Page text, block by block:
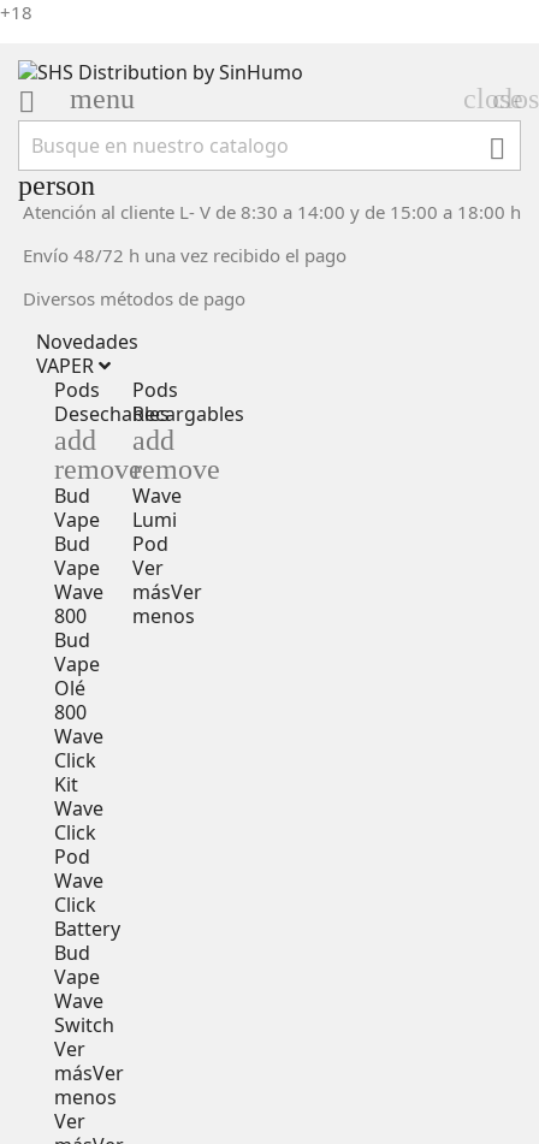
+18
 menu
close

person
Atención al cliente L- V de 8:30 a 14:00 y de 15:00 a 18:00 h
Envío 48/72 h una vez recibido el pago
Diversos métodos de pago
Novedades
VAPER
Pods
Desechables
add
remove
Bud
Vape
Bud
Vape
Wave
800
Bud
Vape
Olé
800
Wave
Click
Kit
Wave
Click
Pod
Wave
Click
Battery
Bud
Vape
Wave
Switch
Ver
másVer
menos
Ver
Pods
Recargables
add
remove
Wave
Lumi
Pod
Ver
másVer
menos